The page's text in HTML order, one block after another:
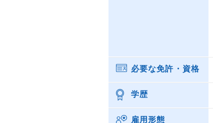
必要な免許・資格
学歴
雇用形態